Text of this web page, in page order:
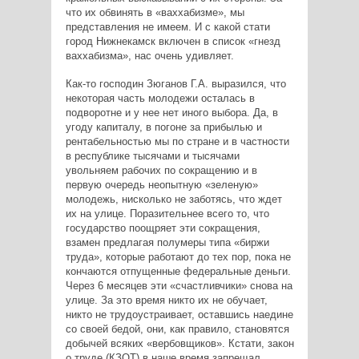
что их обвинять в «ваххабизме», мы
представления не имеем. И с какой стати
город Нижнекамск включен в список «гнезд
ваххабизма», нас очень удивляет.
Как-то господин Зюганов Г.А. выразился, что
некоторая часть молодежи осталась в
подворотне и у нее нет иного выбора. Да, в
угоду капиталу, в погоне за прибылью и
рентабельностью мы по стране и в частности
в республике тысячами и тысячами
увольняем рабочих по сокращению и в
первую очередь неопытную «зеленую»
молодежь, нисколько не заботясь, что ждет
их на улице. Поразительнее всего то, что
государство поощряет эти сокращения,
взамен предлагая полумеры типа «биржи
труда», которые работают до тех пор, пока не
кончаются отпущенные федеральные деньги.
Через 6 месяцев эти «счастливчики» снова на
улице. За это время никто их не обучает,
никто не трудоустраивает, оставшись наедине
со своей бедой, они, как правило, становятся
добычей всяких «вербовщиков». Кстати, закон